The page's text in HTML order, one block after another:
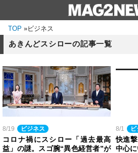
TOP »ビジネス
あきんどスシローの記事一覧
8/19 ビジネス
コロナ禍にスシロー「過去最高
益」の謎。スゴ腕“異色経営者”が
8/1
快進
中心